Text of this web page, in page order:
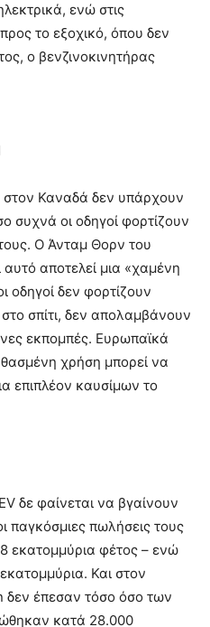
ενώ στις
το εξοχικό, όπου δεν
ο βενζινοκινητήρας
στον Καναδά δεν υπάρχουν
συχνά οι οδηγοί φορτίζουν
Ο Άνταμ Θορν του
αποτελεί μια «χαμένη
οδηγοί δεν φορτίζουν
σπίτι, δεν απολαμβάνουν
εκπομπές. Ευρωπαϊκά
χρήση μπορεί να
επιπλέον καυσίμων το
δε φαίνεται να βγαίνουν
παγκόσμιες πωλήσεις τους
εκατομμύρια φέτος – ενώ
Και στον
δεν έπεσαν τόσο όσο των
κατά 28.000